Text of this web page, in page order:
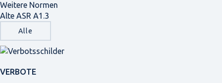
Weitere Normen
Alte ASR A1.3
Alle
VERBOTE